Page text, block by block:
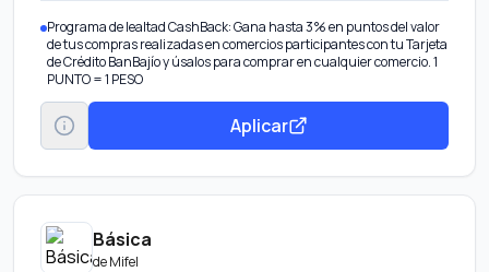
Programa de lealtad CashBack: Gana hasta 3% en puntos del valor
de tus compras realizadas en comercios participantes con tu Tarjeta
de Crédito BanBajío y úsalos para comprar en cualquier comercio. 1
PUNTO = 1 PESO
Aplicar
Básica
deMifel